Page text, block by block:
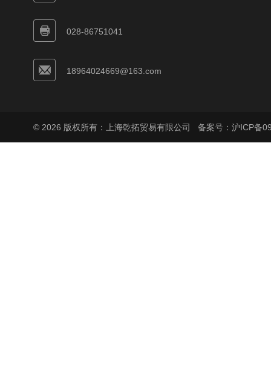
028-86751041
18964024669@163.com
© 2026 版权所有：上海乾拓贸易有限公司 备案号：沪ICP备